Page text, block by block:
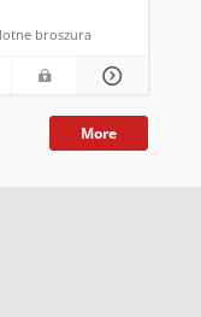
druki ulotne broszura
More